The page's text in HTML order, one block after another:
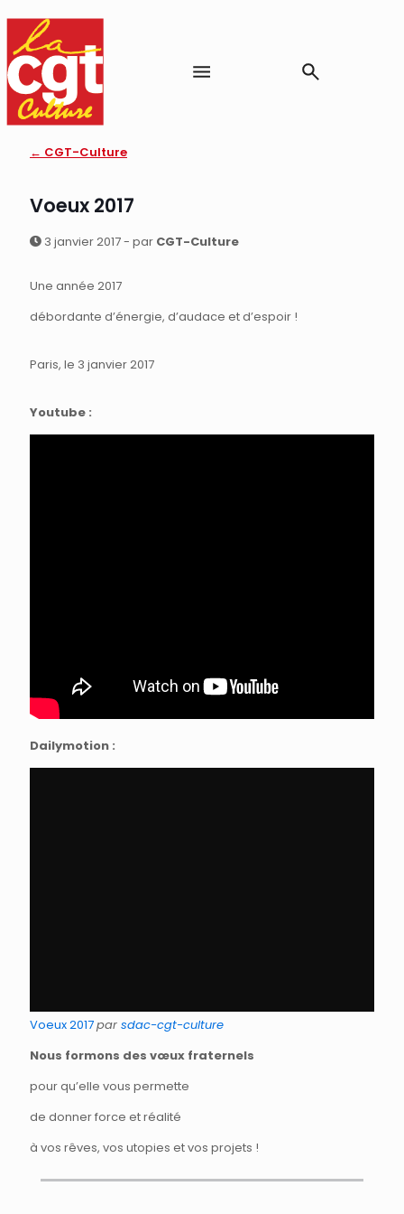
← CGT-Culture
Voeux 2017
3 janvier 2017 - par CGT-Culture
Une année 2017
débordante d’énergie, d’audace et d’espoir !
Paris, le 3 janvier 2017
Youtube :
Dailymotion :
Voeux 2017par sdac-cgt-culture
Nous formons des vœux fraternels
pour qu’elle vous permette
de donner force et réalité
à vos rêves, vos utopies et vos projets !